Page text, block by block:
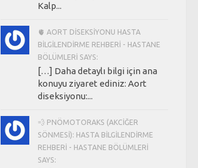
Kalp...
🫀 AORT DISEKSIYONU HASTA
BILGILENDIRME REHBERI - HASTANE
BÖLÜMLERI SAYS:
[…] Daha detaylı bilgi için ana
konuyu ziyaret ediniz: Aort
diseksiyonu:...
💨 PNÖMOTORAKS (AKCIĞER
SÖNMESI): HASTA BILGILENDIRME
REHBERI - HASTANE BÖLÜMLERI
SAYS: